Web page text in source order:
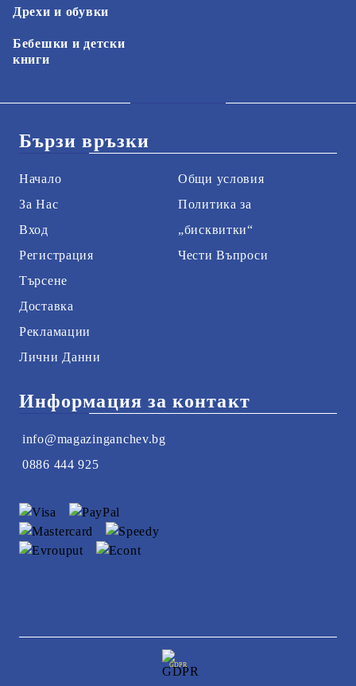
Дрехи и обувки
Бебешки и детски
книги
Бързи връзки
Начало
За Нас
Вход
Регистрация
Търсене
Доставка
Рекламации
Лични Данни
Общи условия
Политика за
„бисквитки“
Чести Въпроси
Информация за контакт
info@magazinganchev.bg
0886 444 925
GDPR